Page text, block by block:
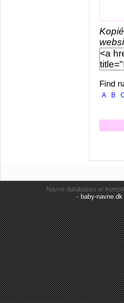
Find
A B
Navne-databasen er
•baby-navne.dk